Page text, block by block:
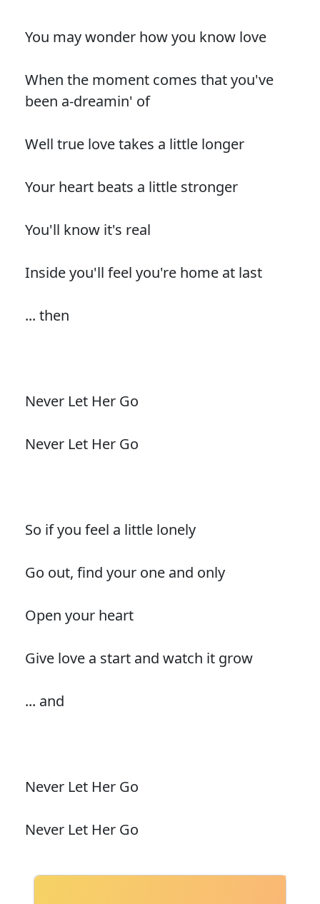
You may wonder how you know love
When the moment comes that you've
been a-dreamin' of
Well true love takes a little longer
Your heart beats a little stronger
You'll know it's real
Inside you'll feel you're home at last
... then
Never Let Her Go
Never Let Her Go
So if you feel a little lonely
Go out, find your one and only
Open your heart
Give love a start and watch it grow
... and
Never Let Her Go
Never Let Her Go